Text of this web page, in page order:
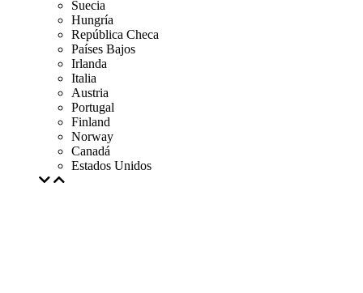
Suecia
Hungría
República Checa
Países Bajos
Irlanda
Italia
Austria
Portugal
Finland
Norway
Canadá
Estados Unidos